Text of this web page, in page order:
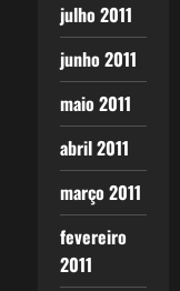
julho 2011
junho 2011
maio 2011
abril 2011
março 2011
fevereiro
2011